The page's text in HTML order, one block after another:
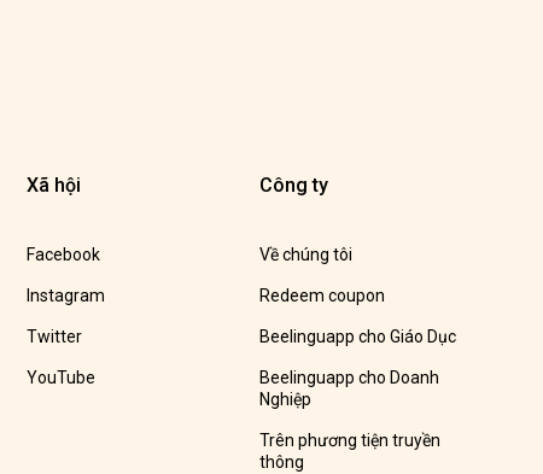
Xã hội
Facebook
Instagram
Twitter
YouTube
Công ty
Về chúng tôi
Redeem coupon
Beelinguapp cho Giáo Dục
Beelinguapp cho Doanh
Nghiệp
Trên phương tiện truyền
thông